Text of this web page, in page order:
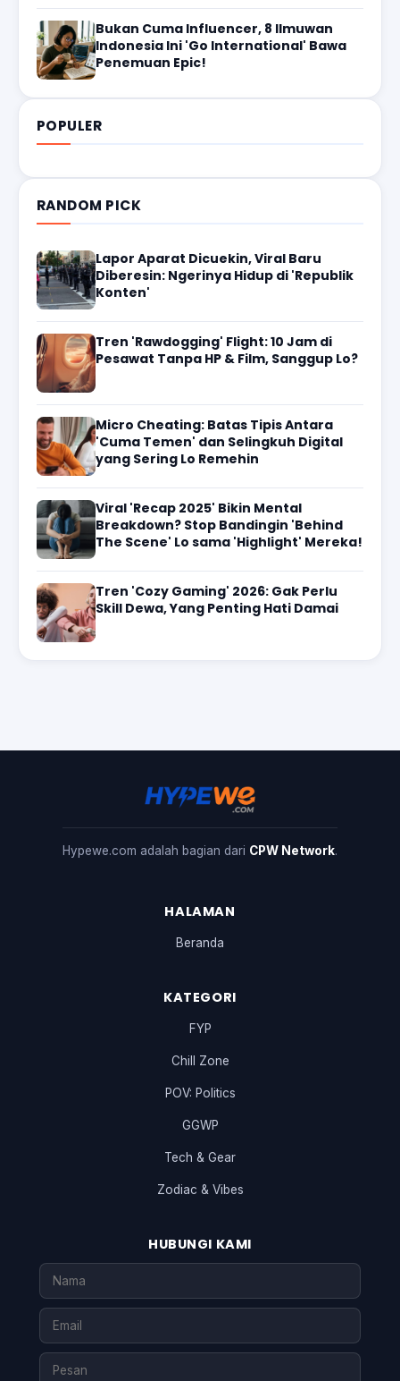
Bukan Cuma Influencer, 8 Ilmuwan
Indonesia Ini 'Go International' Bawa
Penemuan Epic!
POPULER
RANDOM PICK
Lapor Aparat Dicuekin, Viral Baru
Diberesin: Ngerinya Hidup di 'Republik
Konten'
Tren 'Rawdogging' Flight: 10 Jam di
Pesawat Tanpa HP & Film, Sanggup Lo?
Micro Cheating: Batas Tipis Antara
'Cuma Temen' dan Selingkuh Digital
yang Sering Lo Remehin
Viral 'Recap 2025' Bikin Mental
Breakdown? Stop Bandingin 'Behind
The Scene' Lo sama 'Highlight' Mereka!
Tren 'Cozy Gaming' 2026: Gak Perlu
Skill Dewa, Yang Penting Hati Damai
Hypewe.com adalah bagian dari CPW Network.
HALAMAN
Beranda
KATEGORI
FYP
Chill Zone
POV: Politics
GGWP
Tech & Gear
Zodiac & Vibes
HUBUNGI KAMI